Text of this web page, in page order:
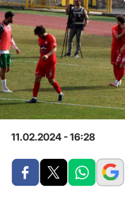
11.02.2024 - 16:28